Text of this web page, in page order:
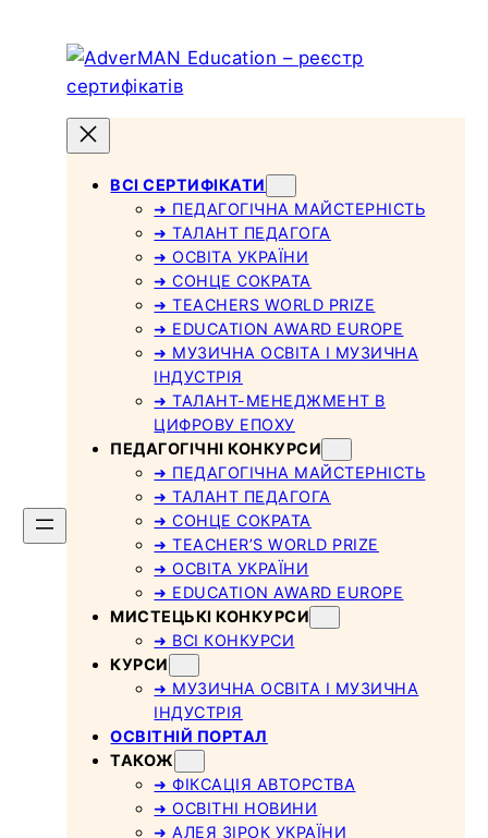
content
ВСІ СЕРТИФІКАТИ
➜ ПЕДАГОГІЧНА МАЙСТЕРНІСТЬ
➜ ТАЛАНТ ПЕДАГОГА
➜ ОСВІТА УКРАЇНИ
➜ СОНЦЕ СОКРАТА
➜ TEACHERS WORLD PRIZE
➜ EDUCATION AWARD EUROPE
➜ МУЗИЧНА ОСВІТА І МУЗИЧНА
ІНДУСТРІЯ
➜ ТАЛАНТ-МЕНЕДЖМЕНТ В
ЦИФРОВУ ЕПОХУ
ПЕДАГОГІЧНІ КОНКУРСИ
➜ ПЕДАГОГІЧНА МАЙСТЕРНІСТЬ
➜ ТАЛАНТ ПЕДАГОГА
➜ СОНЦЕ СОКРАТА
➜ TEACHER’S WORLD PRIZE
➜ ОСВІТА УКРАЇНИ
➜ EDUCATION AWARD EUROPE
МИСТЕЦЬКІ КОНКУРСИ
➜ ВСІ КОНКУРСИ
КУРСИ
➜ МУЗИЧНА ОСВІТА І МУЗИЧНА
ІНДУСТРІЯ
ОСВІТНІЙ ПОРТАЛ
ТАКОЖ
➜ ФІКСАЦІЯ АВТОРСТВА
➜ ОСВІТНІ НОВИНИ
➜ АЛЕЯ ЗІРОК УКРАЇНИ